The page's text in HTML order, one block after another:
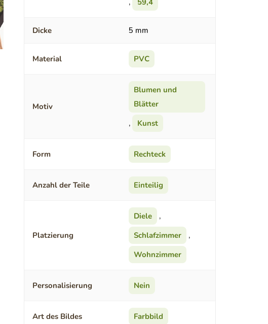
,
59,4
Dicke 5 mm
Material PVC
Motiv
Blumen und
Blätter
,
Kunst
Form Rechteck
Anzahl der Teile Einteilig
Platzierung
Diele
,
Schlafzimmer
,
Wohnzimmer
Personalisierung Nein
Art des Bildes Farbbild